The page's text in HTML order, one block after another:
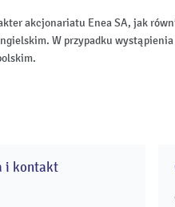
akcjonariatu Enea SA, jak
W przypadku
i kontakt